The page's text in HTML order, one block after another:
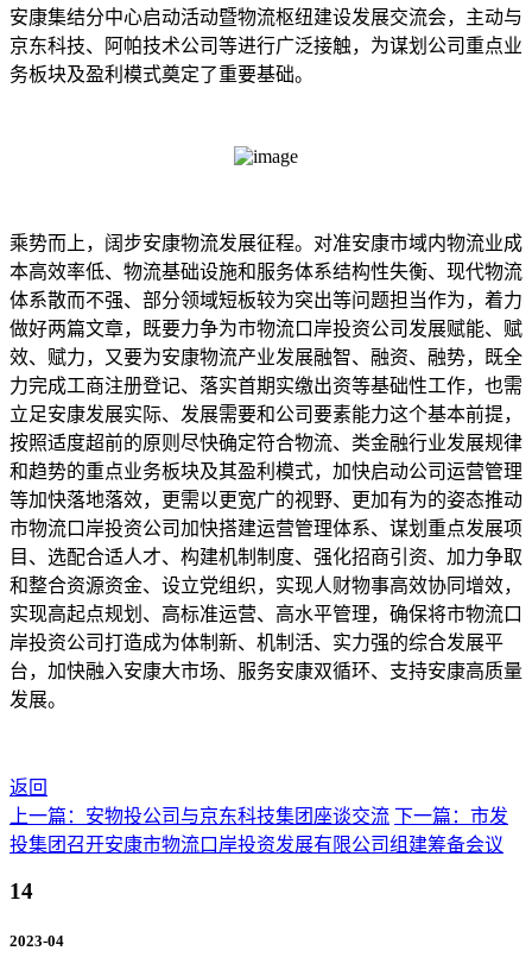
安康集结分中心启动活动暨物流枢纽建设发展交流会，主动与
京东科技、阿帕技术公司等进行广泛接触，为谋划公司重点业
务板块及盈利模式奠定了重要基础。
乘势而上，阔步安康物流发展征程。对准安康市域内物流业成
本高效率低、物流基础设施和服务体系结构性失衡、现代物流
体系散而不强、部分领域短板较为突出等问题担当作为，着力
做好两篇文章，既要力争为市物流口岸投资公司发展赋能、赋
效、赋力，又要为安康物流产业发展融智、融资、融势，既全
力完成工商注册登记、落实首期实缴出资等基础性工作，也需
立足安康发展实际、发展需要和公司要素能力这个基本前提，
按照适度超前的原则尽快确定符合物流、类金融行业发展规律
和趋势的重点业务板块及其盈利模式，加快启动公司运营管理
等加快落地落效，更需以更宽广的视野、更加有为的姿态推动
市物流口岸投资公司加快搭建运营管理体系、谋划重点发展项
目、选配合适人才、构建机制制度、强化招商引资、加力争取
和整合资源资金、设立党组织，实现人财物事高效协同增效，
实现高起点规划、高标准运营、高水平管理，确保将市物流口
岸投资公司打造成为体制新、机制活、实力强的综合发展平
台，加快融入安康大市场、服务安康双循环、支持安康高质量
发展。
返回
上一篇：安物投公司与京东科技集团座谈交流 下一篇：市发
投集团召开安康市物流口岸投资发展有限公司组建筹备会议
14
2023-04